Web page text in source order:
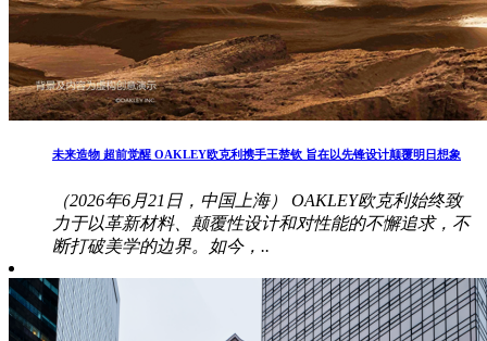
未来造物 超前觉醒 OAKLEY欧克利携手王楚钦 旨在以先锋设计颠覆明日想象
（2026年6月21日，中国上海） OAKLEY欧克利始终致
力于以革新材料、颠覆性设计和对性能的不懈追求，不
断打破美学的边界。如今，..